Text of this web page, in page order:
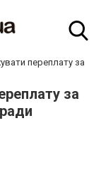
переплату за
за